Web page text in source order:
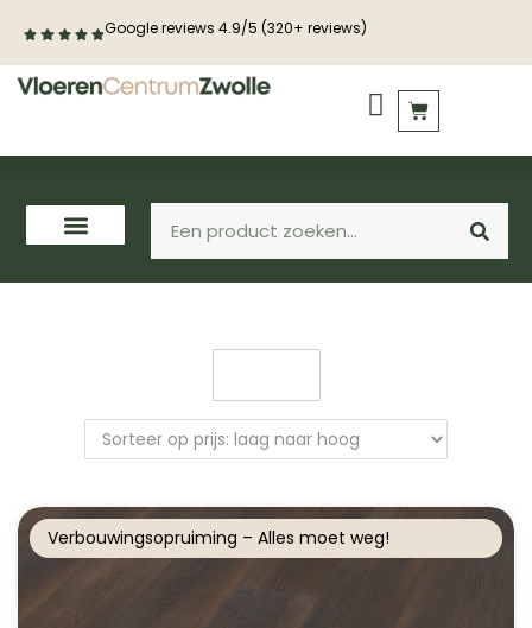
Google reviews 4.9/5 (320+ reviews)
Verbouwingsopruiming – Alles moet weg!